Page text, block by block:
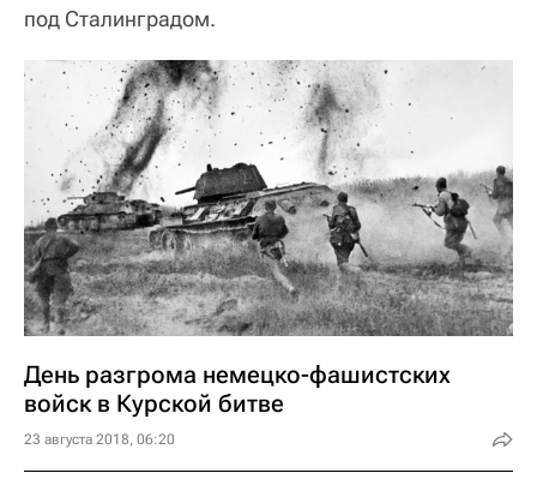
под Сталинградом.
День разгрома немецко-фашистских
войск в Курской битве
23 августа 2018, 06:20